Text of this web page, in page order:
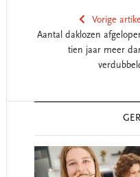
Vorige artikel
Aantal daklozen
tien jaar meer